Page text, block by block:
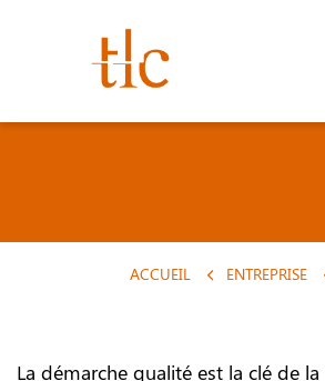
ACCUEIL ENTREPRISE
La démarche qualité est la clé de la